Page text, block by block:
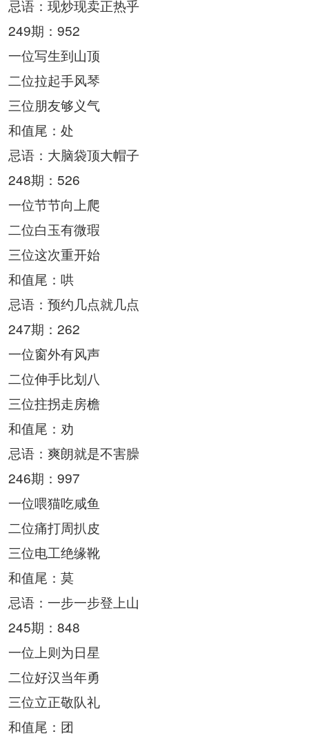
忌语：现炒现卖正热乎
249期：952
一位写生到山顶
二位拉起手风琴
三位朋友够义气
和值尾：处
忌语：大脑袋顶大帽子
248期：526
一位节节向上爬
二位白玉有微瑕
三位这次重开始
和值尾：哄
忌语：预约几点就几点
247期：262
一位窗外有风声
二位伸手比划八
三位拄拐走房檐
和值尾：劝
忌语：爽朗就是不害臊
246期：997
一位喂猫吃咸鱼
二位痛打周扒皮
三位电工绝缘靴
和值尾：莫
忌语：一步一步登上山
245期：848
一位上则为日星
二位好汉当年勇
三位立正敬队礼
和值尾：团